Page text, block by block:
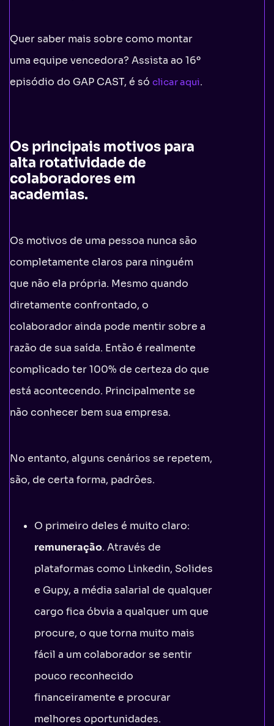
Quer saber mais sobre como montar
uma equipe vencedora? Assista ao 16º
episódio do GAP CAST, é só clicar aqui.
Os principais motivos para
alta rotatividade de
colaboradores em
academias.
Os motivos de uma pessoa nunca são
completamente claros para ninguém
que não ela própria. Mesmo quando
diretamente confrontado, o
colaborador ainda pode mentir sobre a
razão de sua saída. Então é realmente
complicado ter 100% de certeza do que
está acontecendo. Principalmente se
não conhecer bem sua empresa.
No entanto, alguns cenários se repetem,
são, de certa forma, padrões.
O primeiro deles é muito claro:
remuneração. Através de
plataformas como Linkedin, Solides
e Gupy, a média salarial de qualquer
cargo fica óbvia a qualquer um que
procure, o que torna muito mais
fácil a um colaborador se sentir
pouco reconhecido
financeiramente e procurar
melhores oportunidades.